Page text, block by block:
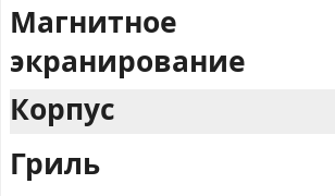
Магнитное
экранирование
Корпус
Гриль